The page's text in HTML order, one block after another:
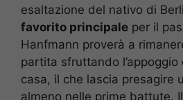
esaltazione del nativo di
favorito principale per il
Hanfmann proverà a
partita sfruttando
casa, il che lascia presagire
almeno nelle prime battute.